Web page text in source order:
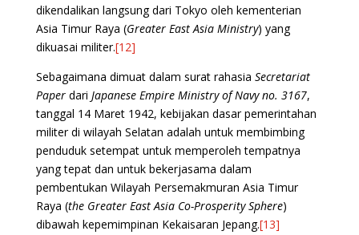
dikendalikan langsung dari Tokyo oleh kementerian
Asia Timur Raya (Greater East Asia Ministry) yang
dikuasai militer.[12]
Sebagaimana dimuat dalam surat rahasia Secretariat
Paperdari Japanese Empire Ministry of Navy no. 3167,
tanggal 14 Maret 1942, kebijakan dasar pemerintahan
militer di wilayah Selatan adalah untuk membimbing
penduduk setempat untuk memperoleh tempatnya
yang tepat dan untuk bekerjasama dalam
pembentukan Wilayah Persemakmuran Asia Timur
Raya (the Greater East Asia Co-Prosperity Sphere)
dibawah kepemimpinan Kekaisaran Jepang.[13]